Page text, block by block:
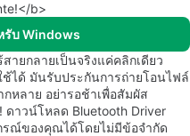
b>
รับ Windows
ายกลายเป็นจริงแค่คลิกเดียว
ได้ มันรับประกันการถ่ายโอนไฟล์
หลาย อย่ารอช้าเพื่อสัมผัส
าวน์โหลด Bluetooth Driver
รณ์ของคุณได้โดยไม่มีข้อจำกัด